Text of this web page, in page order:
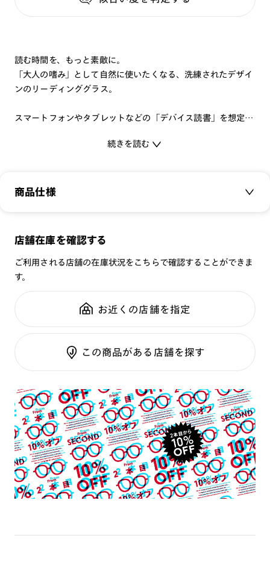
読む時間を、もっと素敵に。
「大人の嗜み」として自然に使いたくなる、洗練されたデザイ
ンのリーディンググラス。
スマートフォンやタブレットなどの「デバイス読書」を想定
オフィススタイルに馴染むスマートなデザインで、初めてメガ
+1.50は「スマホの画面などを読むとき遠ざけてしまう」
雑貨のようにカラフルなスリーブを装着した、耐久性も兼ね備
える紙製メガネケースが付属します。
[商品仕様]
度数：+1.50
素材：軽量素材
ブルーライトカット率：25%
※EN ISO12312-1:2022に基づく、レンズの中心肉厚
2.0mm、屈折率1.60の数値
‐注意事項‐
※レンズ交換不可
※フレーム保証対象外
‐使用上の注意‐
・この眼鏡は手元の文字などを見やすくする為の、視力補正用
眼鏡(老眼鏡)です。運転時や歩行時は必ず外して下さい。
・レンズの見え方に慣れるまで長時間の使用は避けて下さい。
・通常使用での有害な紫外線を防ぐことはできますが、溶接な
続きを読む
商品仕様
品番： FRD-23S-005
サイズ： 46.1□22.0-150.0○42
重さ：
スタイル： ボストン
シリーズ：
性別：
鼻パッド： フレーム一体型
テンプル：サスティナブル素材
店舗在庫を確認する
ご利用される店舗の在庫状況をこちらで確認することができま
す。
お近くの店舗を指定
この商品がある店舗を探す